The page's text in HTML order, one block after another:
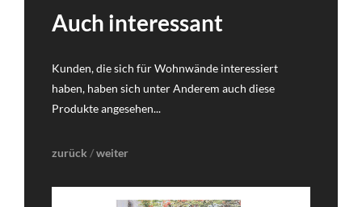
Auch interessant
Kunden, die sich für Wohnwände interessiert
haben, haben sich unter Anderem auch diese
Produkte angesehen...
zurück /weiter